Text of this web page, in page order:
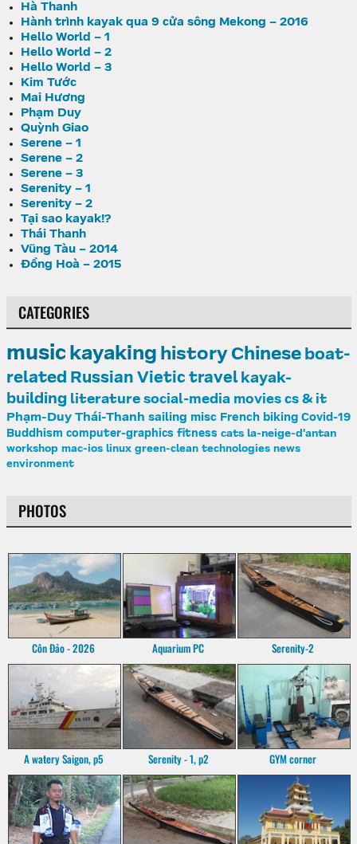
Hà Thanh
Hành trình kayak qua 9 cửa sông Mekong – 2016
Hello World – 1
Hello World – 2
Hello World – 3
Kim Tước
Mai Hương
Phạm Duy
Quỳnh Giao
Serene – 1
Serene – 2
Serene – 3
Serenity – 1
Serenity – 2
Tại sao kayak!?
Thái Thanh
Vũng Tàu – 2014
Đồng Hoà – 2015
CATEGORIES
music kayaking historyChinese boat-
related Russian Vietic travel kayak-
building literature social-media movies cs & it
Phạm-Duy Thái-Thanh sailing misc French biking Covid-19
Buddhism computer-graphics fitness cats la-neige-d'antan
workshop mac-ios linux green-clean technologies news
environment
PHOTOS
Côn Đảo - 2026 Aquarium PC Serenity-2
A watery Saigon, p5 Serenity - 1, p2 GYM corner